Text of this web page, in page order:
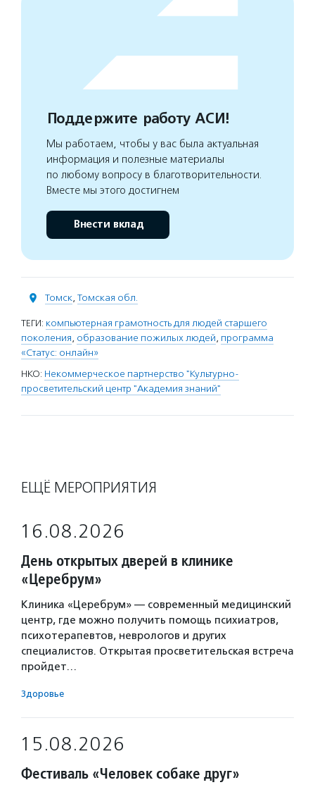
Поддержите работу АСИ!
Мы работаем, чтобы у вас была актуальная
информация и полезные материалы
по любому вопросу в благотворительности.
Вместе мы этого достигнем
Внести вклад
Томск, Томская обл.
ТЕГИ: компьютерная грамотность для людей старшего
поколения, образование пожилых людей, программа
«Статус: онлайн»
НКО: Некоммерческое партнерство "Культурно-
просветительский центр "Академия знаний"
ЕЩЁ МЕРОПРИЯТИЯ
16.08.2026
День открытых дверей в клинике
«Церебрум»
Клиника «Церебрум» — современный медицинский
центр, где можно получить помощь психиатров,
психотерапевтов, неврологов и других
специалистов. Открытая просветительская встреча
пройдет…
Здоровье
15.08.2026
Фестиваль «Человек собаке друг»